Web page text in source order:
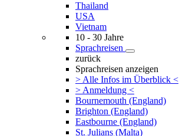
Thailand
USA
Vietnam
10 - 30 Jahre
Sprachreisen
zurück
Sprachreisen anzeigen
> Alle Infos im Überblick <
> Anmeldung <
Bournemouth (England)
Brighton (England)
Eastbourne (England)
St. Julians (Malta)